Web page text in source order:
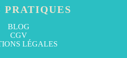
PRATIQUES
BLOG
CGV
LÉGALES